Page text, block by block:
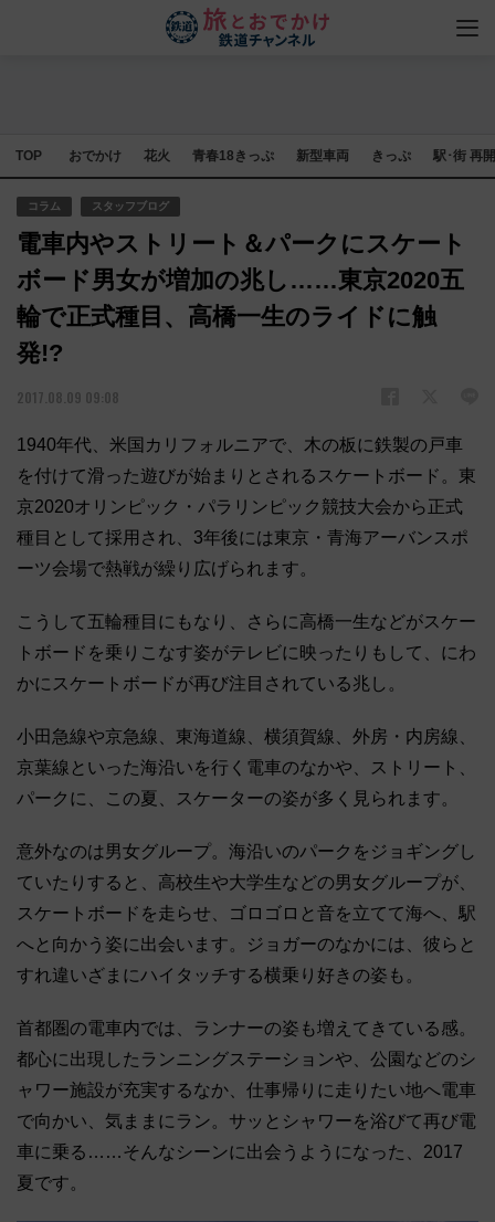
TOP おでかけ 花火 青春18きっぷ 新型車両 きっぷ 駅･街 再
コラム スタッフブログ
電車内やストリート＆パークにスケート
ボード男女が増加の兆し……東京2020五
輪で正式種目、高橋一生のライドに触
発!?
2017.08.09 09:08
1940年代、米国カリフォルニアで、木の板に鉄製の戸車
を付けて滑った遊びが始まりとされるスケートボード。東
京2020オリンピック・パラリンピック競技大会から正式
種目として採用され、3年後には東京・青海アーバンスポ
ーツ会場で熱戦が繰り広げられます。
こうして五輪種目にもなり、さらに高橋一生などがスケー
トボードを乗りこなす姿がテレビに映ったりもして、にわ
かにスケートボードが再び注目されている兆し。
小田急線や京急線、東海道線、横須賀線、外房・内房線、
京葉線といった海沿いを行く電車のなかや、ストリート、
パークに、この夏、スケーターの姿が多く見られます。
意外なのは男女グループ。海沿いのパークをジョギングし
ていたりすると、高校生や大学生などの男女グループが、
スケートボードを走らせ、ゴロゴロと音を立てて海へ、駅
へと向かう姿に出会います。ジョガーのなかには、彼らと
すれ違いざまにハイタッチする横乗り好きの姿も。
首都圏の電車内では、ランナーの姿も増えてきている感。
都心に出現したランニングステーションや、公園などのシ
ャワー施設が充実するなか、仕事帰りに走りたい地へ電車
で向かい、気ままにラン。サッとシャワーを浴びて再び電
車に乗る……そんなシーンに出会うようになった、2017
夏です。